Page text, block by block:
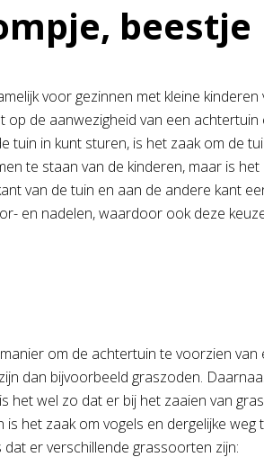
beestje
voor gezinnen met kleine
op de aanwezigheid van een
tuin in kunt sturen, is het zaak om de
te staan van de kinderen, maar is
van de tuin en aan de andere kant
en nadelen, waardoor ook deze
om de achtertuin te voorzien
dan bijvoorbeeld graszoden.
het wel zo dat er bij het zaaien van
het zaak om vogels en dergelijke
er verschillende grassoorten zijn: